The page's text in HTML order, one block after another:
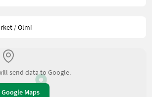
/Olmi
send data to Google.
Maps